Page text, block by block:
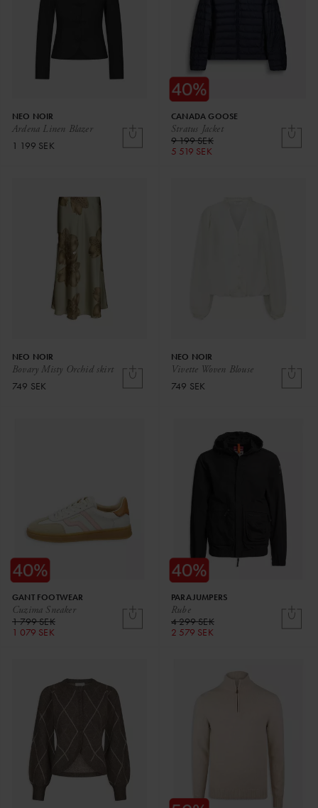
Ardena Linen Blazer
NEO NOIR
1 199 SEK
Stratus Jacket
CANADA GOOSE
9 199 SEK
5 519 SEK
Bovary Misty Orchid skirt
NEO NOIR
749 SEK
Vivette Woven Blouse
NEO NOIR
749 SEK
Cuzima Sneaker
GANT FOOTWEAR
1 799 SEK
1 079 SEK
Rube
PARAJUMPERS
4 299 SEK
2 579 SEK